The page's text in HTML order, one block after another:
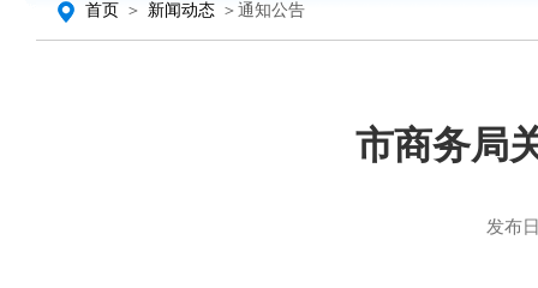
首页 ＞ 新闻动态 ＞通知公告
市商务局
发布